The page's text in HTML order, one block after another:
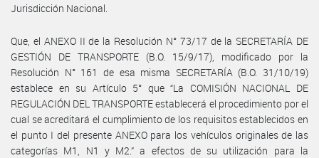
Jurisdicción Nacional.
Que, el ANEXO II de la Resolución N° 73/17 de la SECRETARÍA DE
GESTIÓN DE TRANSPORTE (B.O. 15/9/17), modificado por la
Resolución N° 161 de esa misma SECRETARÍA (B.O. 31/10/19)
establece en su Artículo 5° que “La COMISIÓN NACIONAL DE
REGULACIÓN DEL TRANSPORTE establecerá el procedimiento por el
cual se acreditará el cumplimiento de los requisitos establecidos en
el punto I del presente ANEXO para los vehículos originales de las
categorías M1, N1 y M2.” a efectos de su utilización para la